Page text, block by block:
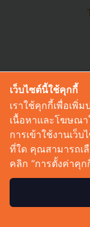
เว็บไซต์นี้ใช้คุกกี้
เราใช้คุกกี้เพื่อเพิ่
เนื้อหาและโฆษณา
การเข้าใช้งานเว็
ที่ใด คุณสามารถเ
คลิก “การตั้งค่าคุก